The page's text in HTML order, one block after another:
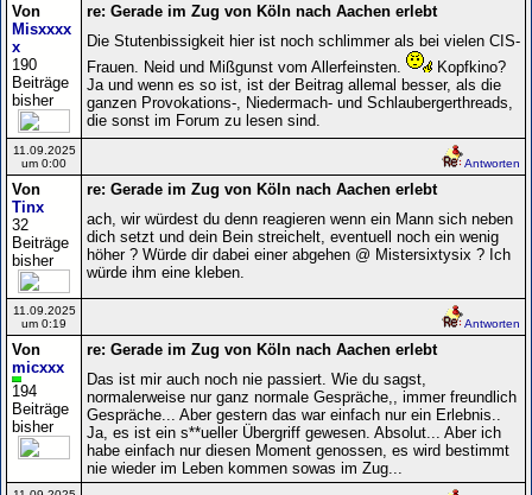
Von
Misxxxx
x
190
Beiträge
bisher
re: Gerade im Zug von Köln nach Aachen erlebt
Die Stutenbissigkeit hier ist noch schlimmer als bei vielen CIS-
Frauen. Neid und Mißgunst vom Allerfeinsten.
Kopfkino?
Ja und wenn es so ist, ist der Beitrag allemal besser, als die
ganzen Provokations-, Niedermach- und Schlaubergerthreads,
die sonst im Forum zu lesen sind.
11.09.2025
um 0:00
Antworten
Von
Tinx
32
Beiträge
bisher
re: Gerade im Zug von Köln nach Aachen erlebt
ach, wir würdest du denn reagieren wenn ein Mann sich neben
dich setzt und dein Bein streichelt, eventuell noch ein wenig
höher ? Würde dir dabei einer abgehen @ Mistersixtysix ? Ich
würde ihm eine kleben.
11.09.2025
um 0:19
Antworten
Von
micxxx
194
Beiträge
bisher
re: Gerade im Zug von Köln nach Aachen erlebt
Das ist mir auch noch nie passiert. Wie du sagst,
normalerweise nur ganz normale Gespräche,, immer freundlich
Gespräche... Aber gestern das war einfach nur ein Erlebnis..
Ja, es ist ein s**ueller Übergriff gewesen. Absolut... Aber ich
habe einfach nur diesen Moment genossen, es wird bestimmt
nie wieder im Leben kommen sowas im Zug...